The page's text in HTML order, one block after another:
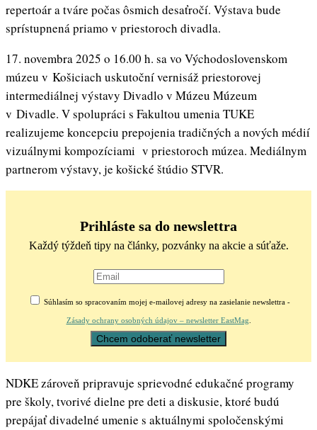
repertoár a tváre počas ôsmich desaťročí. Výstava bude
sprístupnená priamo v priestoroch divadla.
17. novembra 2025 o 16.00 h. sa vo Východoslovenskom
múzeu v Košiciach uskutoční vernisáž priestorovej
intermediálnej výstavy Divadlo v Múzeu Múzeum
v Divadle. V spolupráci s Fakultou umenia TUKE
realizujeme koncepciu prepojenia tradičných a nových médií
vizuálnymi kompozíciami v priestoroch múzea. Mediálnym
partnerom výstavy, je košické štúdio STVR.
Prihláste sa do newslettra
Každý týždeň tipy na články, pozvánky na akcie a súťaže.
Súhlasím so spracovaním mojej e-mailovej adresy na zasielanie newslettra -
Zásady ochrany osobných údajov – newsletter EastMag
NDKE zároveň pripravuje sprievodné edukačné programy
pre školy, tvorivé dielne pre deti a diskusie, ktoré budú
prepájať divadelné umenie s aktuálnymi spoločenskými